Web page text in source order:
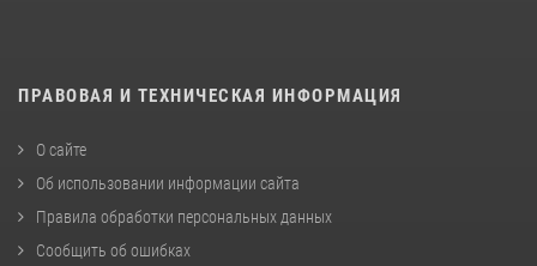
ПРАВОВАЯ И ТЕХНИЧЕСКАЯ ИНФОРМАЦИЯ
О сайте
Об использовании информации сайта
Правила обработки персональных данных
Сообщить об ошибках